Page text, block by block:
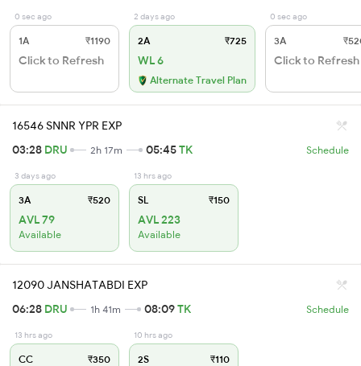
0 sec ago
1A ₹1190
Click to Refresh
2 days ago
2A ₹725
WL 6
Alternate Travel Plan
0 sec ago
3A
Click to Refresh
16546 SNNR YPR EXP
03:28 DRU 2h 17m 05:45TK Schedule
3 days ago
3A ₹520
AVL 79
Available
13 hrs ago
SL ₹150
AVL 223
Available
12090 JANSHATABDI EXP
06:28 DRU 1h 41m 08:09TK Schedule
13 hrs ago
CC ₹350
10 hrs ago
2S ₹110